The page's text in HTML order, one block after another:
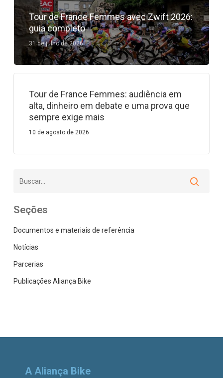
Tour de France Femmes avec Zwift 2026:
guia completo
31 de julho de 2026
Tour de France Femmes: audiência em
alta, dinheiro em debate e uma prova que
sempre exige mais
10 de agosto de 2026
Seções
Documentos e materiais de referência
Notícias
Parcerias
Publicações Aliança Bike
A Aliança Bike